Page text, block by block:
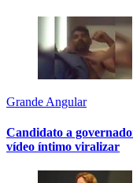
Grande Angular
Candidato a
vídeo íntimo viralizar